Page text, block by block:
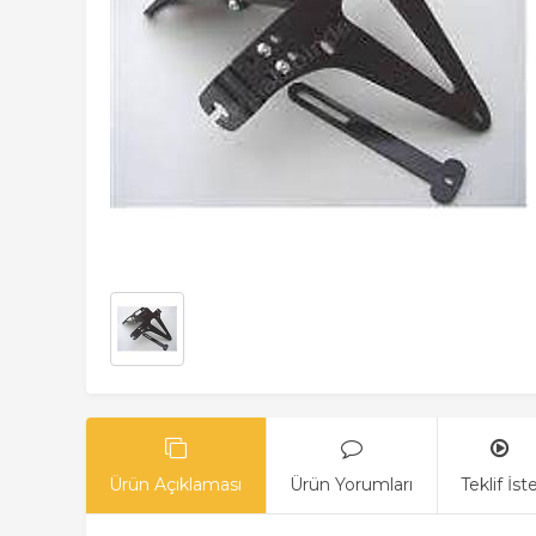
Ürün Açıklaması Ürün Yorumları Teklif